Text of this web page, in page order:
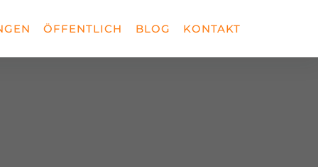
ÖFFENTLICH BLOG KONTAKT